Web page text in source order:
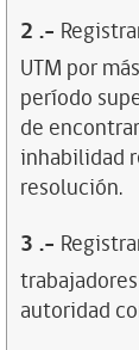
2 .-
UTM por
período
de
inhabilidad
resolución.
3 .-
autoridad